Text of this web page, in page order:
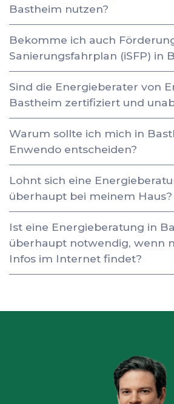
Bastheim nutzen?
Bekomme ich auch
Sanierungsfahrplan (iSFP) in
Sind die Energieberater von
Bastheim zertifiziert und
Warum sollte ich mich in
Enwendo entscheiden?
Lohnt sich eine
überhaupt bei meinem Haus?
Ist eine Energieberatung in
überhaupt notwendig, wenn
Infos im Internet findet?